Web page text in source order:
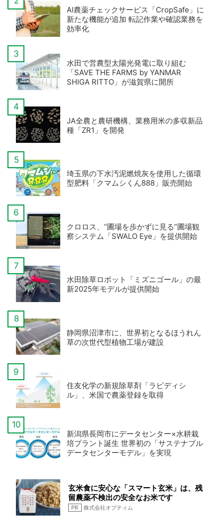
AI農薬チェックサービス「CropSafe」に
新たな機能が追加 転記作業や確認業務を
効率化
水田で営農型太陽光発電に取り組む
「SAVE THE FARMS by YANMAR
SHIGA RITTO」が滋賀県に開所
JA全農と農研機構、業務用米の多収新品
種「ZR1」を開発
埼玉県の下水汚泥燃焼灰を使用した循環
型肥料「クマムシくん888」販売開始
クロロス、“圃場を歩かずに見る”圃場観
察システム「SWALO Eye」を提供開始
水田除草ロボット「ミズニゴール」の最
新2025年モデルが提供開始
静岡県沼津市に、世界初となるほうれん
草の次世代型植物工場が建設
住友化学の新規除草剤「ラピディシ
ル」、米国で農薬登録を取得
新潟県長岡市にデータセンター×水耕栽
培プラント誕生 世界初の「サステナブル
データセンターモデル」を実現
玄米食に安心な「スマート玄米」は、残
留農薬不検出の安全なお米です
PR 株式会社オプティム